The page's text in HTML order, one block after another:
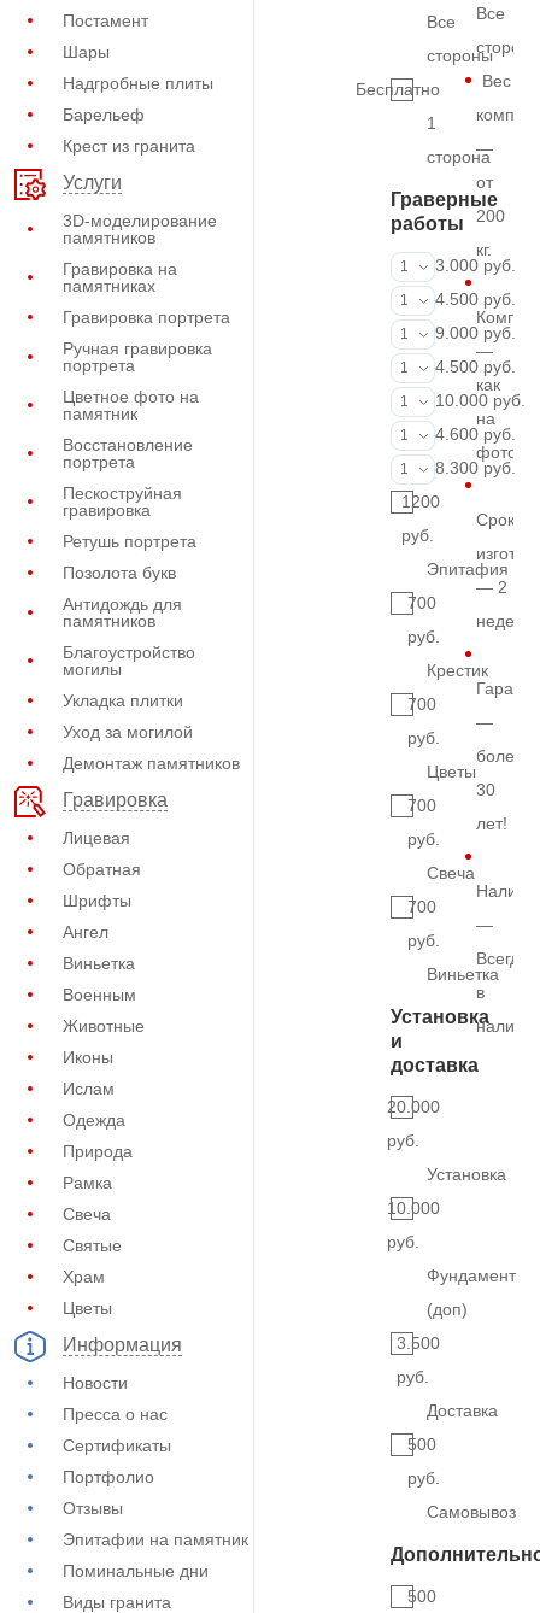
Постамент
Шары
Надгробные плиты
Барельеф
Крест из гранита
Услуги
3D-моделирование
памятников
Гравировка на
памятниках
Гравировка портрета
Ручная гравировка
портрета
Цветное фото на
памятник
Восстановление
портрета
Пескоструйная
гравировка
Ретушь портрета
Позолота букв
Антидождь для
памятников
Благоустройство
могилы
Укладка плитки
Уход за могилой
Демонтаж памятников
Гравировка
Лицевая
Обратная
Шрифты
Ангел
Виньетка
Военным
Животные
Иконы
Ислам
Одежда
Природа
Рамка
Свеча
Святые
Храм
Цветы
Информация
Новости
Пресса о нас
Сертификаты
Портфолио
Отзывы
Эпитафии на памятник
Поминальные дни
Виды гранита
Все
стороны
Бесплатно
1
сторона
Граверные
работы
ФИО и даты
1
3.000 руб.
ФИО и даты
1
4.500 руб.
ФИО и даты
1
9.000 руб.
Портрет
1
4.500 руб.
Портрет
1
10.000 руб.
Фотокерамика
1
4.600 руб.
Фото на
1
8.300 руб.
1200
руб.
Эпитафия
700
руб.
Крестик
700
руб.
Цветы
700
руб.
Свеча
700
руб.
Виньетка
Установка
и
доставка
20.000
руб.
Установка
10.000
руб.
Фундамент
(доп)
3.500
руб.
Доставка
500
руб.
Самовывоз
500
Все
Вес
—
от
200
кг.
—
как
на
фото
Срок
— 2
недели
—
более
30
лет!
—
Всегда
в